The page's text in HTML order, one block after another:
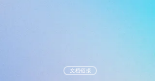
文档链接